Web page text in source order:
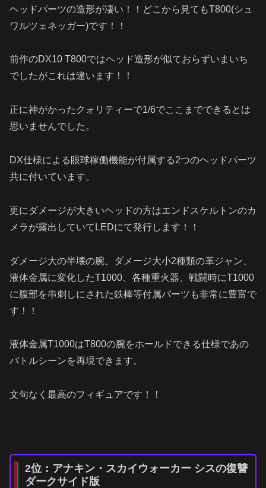
ヘッドパーツの造形が凄い！！どこから見てもT800(シュ
ワルツェネッガー)です！！
前作のDX10 T800ではヘッド造形が似ておらずいまいち
でしたがこれは違います！！
正に神がかったクォリティーで1/6でここまでできるとは
思いませんでした。
DX仕様による眼球稼働機能が付属する2つのヘッドパーツ
共に付いています。
更にダメージが大きいヘッドの方はエンドスケルトンのカ
メラが露出していてLEDにて発行します！！
ダメージ大の半壊の腕、ダメージ大小2種類の革ジャン、
液体金属に変化したT1000、各種重火器、戦闘時にT1000
に腹部を串刺しにされた鉄棒等付属パーツも非常に豊富で
す！！
液体金属T1000はT800の腕をホールドできる仕様であの
バトルシーンを再現できます。
文句なく最高のフィギュアです！！
2位：アナキン・スカイウォーカー シスの復讐
ダークサイド版